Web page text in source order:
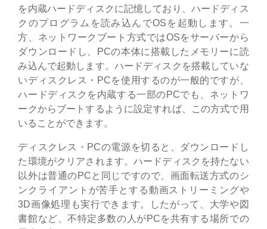
を内蔵ハードディスクに記憶しており、ハードディス
クのプログラムを読み込んでOSを起動します。一
方、ネットワークブート方式ではOSをサーバーから
ダウンロードし、PCの本体に搭載したメモリーに読
み込んで起動します。ハードディスクを搭載していな
いディスクレス・PCを使用するのが一般的ですが、
ハードディスクを内蔵する一部のPCでも、ネットワ
ークからブートするように設定すれば、この方式で用
いることができます。
ディスクレス・PCの電源を切ると、ダウンロードし
た環境がクリアされます。ハードディスクを持たない
以外は普通のPCと同じですので、画面転送方式のシ
ンクライアントが苦手とする動画ストリーミングや
3D画像処理も実行できます。したがって、大学や図
書館など、不特定多数の人がPCを共有する場所での